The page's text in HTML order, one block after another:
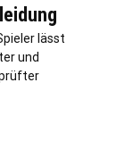
lässt
und